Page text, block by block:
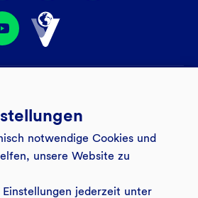
notwendige Cookies und
unsere Website zu
jederzeit unter